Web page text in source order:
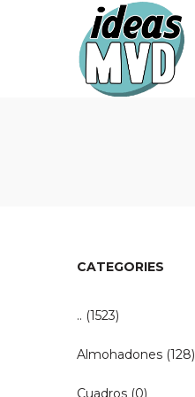
Ideas
Ideas
CATEGORIES
.. (1523)
Almohadones (128)
Cuadros (0)